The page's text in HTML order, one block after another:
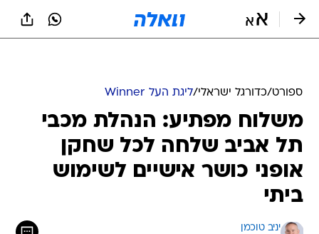
ספורט/כדורגל ישראלי/ליגת העל Winner
משלוח מפתיע: הנהלת מכבי
תל אביב שלחה לכל שחקן
אופני כושר אישיים לשימוש
ביתי
יניב טוכמן